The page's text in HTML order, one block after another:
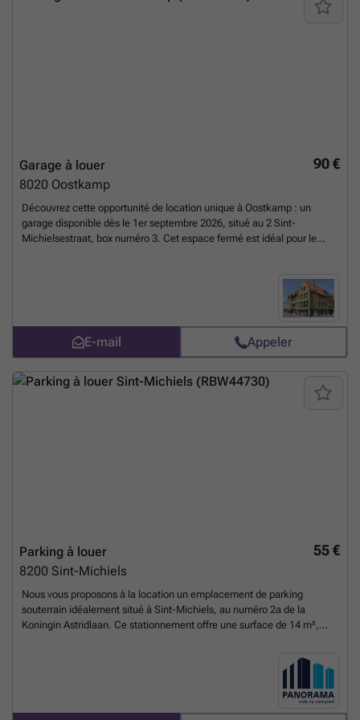
90 €
Garage à louer
8020 Oostkamp
Découvrez cette opportunité de location unique à Oostkamp : un
garage disponible dès le 1er septembre 2026, situé au 2 Sint-
Michielsestraat, box numéro 3. Cet espace fermé est idéal pour le
constitue une solution pratique pour répondre à vos besoins de parking
dans la région. Le garage présente des dimensions fonctionnelles
avec une largeur de 2,60 mètres et une profondeur de 5 mètres,
offrant un accès aisé grâce à une porte basculante sécurisée. Bien
que l’équipement ne comprenne pas d’alarme, il garantit un espace
privatif et clos. La hauteur d’entrée permet une bonne accessibilité
pour un véhicule standard. Ce garage est actuellement libre et prêt à
accueillir un nouveau locataire souhaitant bénéficier d’un
E-mail Appeler
55 €
Parking à louer
8200 Sint-Michiels
Nous vous proposons à la location un emplacement de parking
souterrain idéalement situé à Sint-Michiels, au numéro 2a de la
Koningin Astridlaan. Ce stationnement offre une surface de 14 m²,
utilisateurs. Ce bien immobilier est disponible immédiatement et n’est
actuellement pas loué. Ce parking bénéficie d’une situation très
centrale, au sein de la résidence « Graaf van Vlaanderen », ce qui
facilite grandement le stationnement dans cette zone prisée de Sint-